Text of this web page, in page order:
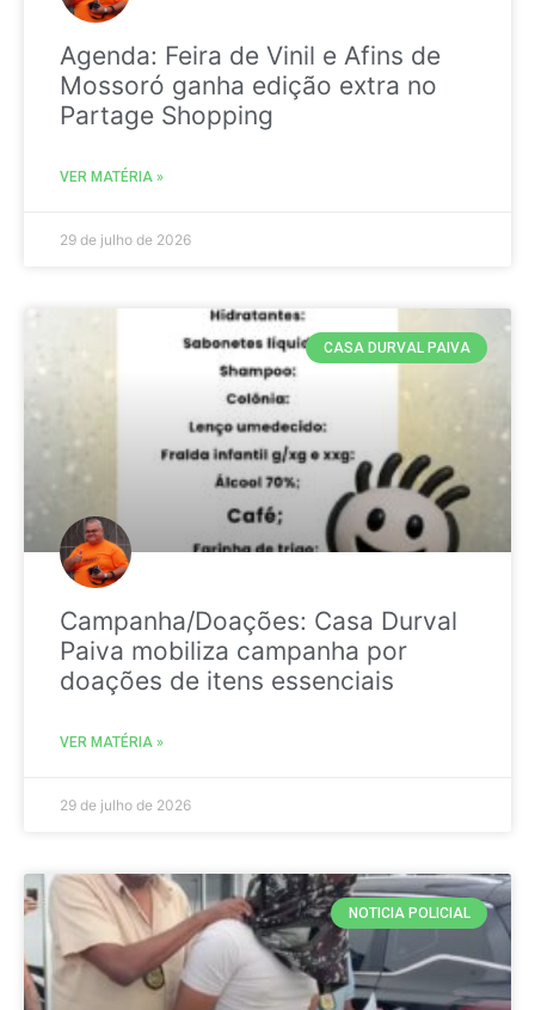
Agenda: Feira de Vinil e Afins de
Mossoró ganha edição extra no
Partage Shopping
VER MATÉRIA »
29 de julho de 2026
CASA DURVAL PAIVA
Campanha/Doações: Casa Durval
Paiva mobiliza campanha por
doações de itens essenciais
VER MATÉRIA »
29 de julho de 2026
NOTICIA POLICIAL